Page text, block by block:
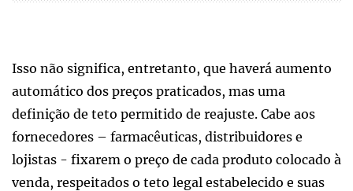
Isso não significa, entretanto, que haverá aumento
automático dos preços praticados, mas uma
definição de teto permitido de reajuste. Cabe aos
fornecedores – farmacêuticas, distribuidores e
lojistas - fixarem o preço de cada produto colocado à
venda, respeitados o teto legal estabelecido e suas